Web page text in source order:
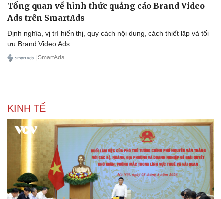
Sức khỏe
Dinh dưỡng - món ngon
Cây thuốc
Sản phụ khoa
Nhi khoa
Nam khoa
Làm đẹp - giảm cân
Đời sống
Nhà đẹp
Blog
Tình yêu - Gia đình
Tổng quan về hình thức quảng cáo Brand Video
Ads trên SmartAds
Định nghĩa, vị trí hiển thị, quy cách nội dung, cách thiết lập và tối
ưu Brand Video Ads.
| SmartAds
KINH TẾ